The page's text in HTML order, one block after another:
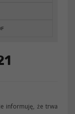
informuję, że trwa